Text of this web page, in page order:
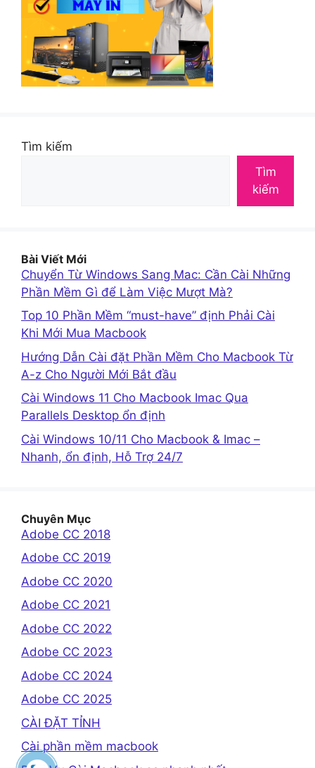
Tìm kiếm
Tìm
kiếm
Bài Viết Mới
Chuyển Từ Windows Sang Mac: Cần Cài Những
Phần Mềm Gì để Làm Việc Mượt Mà?
Top 10 Phần Mềm “must-have” định Phải Cài
Khi Mới Mua Macbook
Hướng Dẫn Cài đặt Phần Mềm Cho Macbook Từ
A-z Cho Người Mới Bắt đầu
Cài Windows 11 Cho Macbook Imac Qua
Parallels Desktop ổn định
Cài Windows 10/11 Cho Macbook & Imac –
Nhanh, ổn định, Hỗ Trợ 24/7
Chuyên Mục
Adobe CC 2018
Adobe CC 2019
Adobe CC 2020
Adobe CC 2021
Adobe CC 2022
Adobe CC 2023
Adobe CC 2024
Adobe CC 2025
CÀI ĐẶT TỈNH
Cài phần mềm macbook